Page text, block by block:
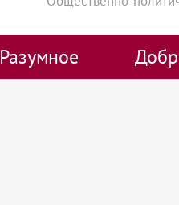
Разумное